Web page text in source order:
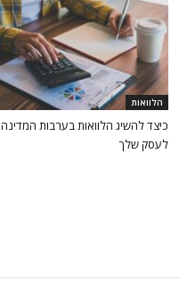
הלוואות
כיצד להשיג הלוואות בערבות המדינה
לעסק שלך